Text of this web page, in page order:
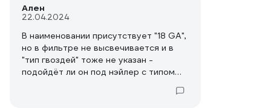
Ален
22.04.2024
В наименовании присутствует "18 GA",
но в фильтре не высвечивается и в
"тип гвоздей" тоже не указан -
подойдёт ли он под нэйлер с типом